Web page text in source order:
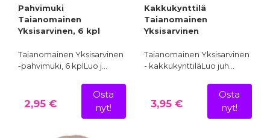
Pahvimuki
Taianomainen
Yksisarvinen, 6 kpl
Taianomainen Yksisarvinen
-pahvimuki, 6 kplLuo j…
2,95 €
Osta
nyt!
Kakkukynttilä
Taianomainen
Yksisarvinen
Taianomainen Yksisarvinen
- kakkukynttiläLuo juh…
3,95 €
Osta
nyt!